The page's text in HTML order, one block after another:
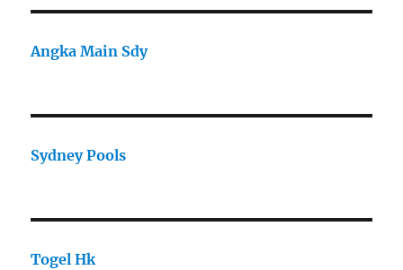
Angka Main Sdy
Sydney Pools
Togel Hk